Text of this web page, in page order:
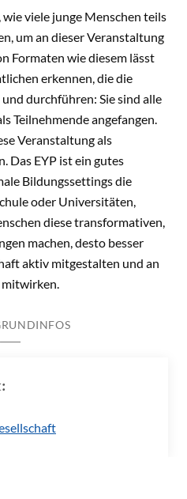
viele junge Menschen teils
um an dieser Veranstaltung
Formaten wie diesem lässt
erkennen, die die
durchführen: Sie sind alle
Teilnehmende angefangen.
Veranstaltung als
Das EYP ist ein gutes
Bildungssettings die
oder Universitäten,
diese transformativen,
machen, desto besser
aktiv mitgestalten und an